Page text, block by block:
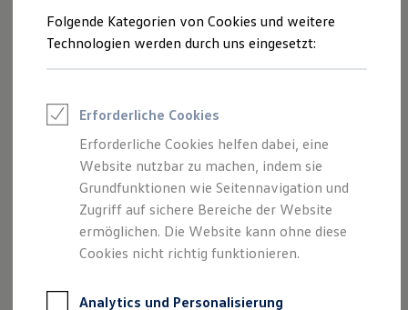
Saisonangebote
Reifenpakete
Leasing
Leasing-Angebote
Elektroauto Leasing
Kleinwagen-Leasing
Leasing ohne Anzahlung
Finanzierung
Autokredit mit Schlussrate
Versicherungen und Garantien
Kfz-Versicherung
Restschuldversicherungen
Garantien
Professional Class bei Volkswagen
Geräteeigenschaf
M2700
Wasserdicht 2.0
Batteriegerät Nein
Ultraschall
außerhalb
Nein
Einsatzgebiete M2700
Folgende Kategorien von Cookies und weitere
Technologien werden durch uns eingesetzt:
Erforderliche Cookies
Erforderliche Cookies helfen dabei, eine
Website nutzbar zu machen, indem sie
Grundfunktionen wie Seitennavigation und
Zugriff auf sichere Bereiche der Website
ermöglichen. Die Website kann ohne diese
Cookies nicht richtig funktionieren.
Analytics und Personalisierung